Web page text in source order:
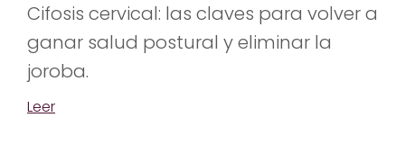
Cifosis cervical: las claves para volver a
ganar salud postural y eliminar la
joroba.
Leer